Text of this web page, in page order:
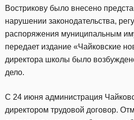
Вострикову было внесено
нарушении законодательства,
распоряжения муниципальным
передает издание «Чайковские
директора школы было
дело.
С 24 июня администрация
директором трудовой договор.